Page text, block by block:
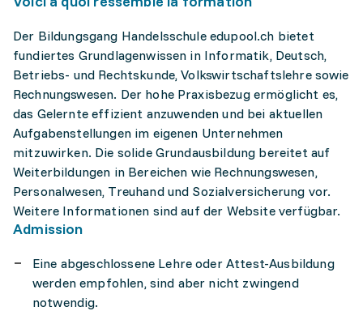
Der Bildungsgang Handelsschule edupool.ch bietet
fundiertes Grundlagenwissen in Informatik, Deutsch,
Betriebs- und Rechtskunde, Volkswirtschaftslehre sowie
Rechnungswesen. Der hohe Praxisbezug ermöglicht es,
das Gelernte effizient anzuwenden und bei aktuellen
Aufgabenstellungen im eigenen Unternehmen
mitzuwirken. Die solide Grundausbildung bereitet auf
Weiterbildungen in Bereichen wie Rechnungswesen,
Personalwesen, Treuhand und Sozialversicherung vor.
Weitere Informationen sind auf der Website verfügbar.
Admission
Eine abgeschlossene Lehre oder Attest-Ausbildung
werden empfohlen, sind aber nicht zwingend
notwendig.